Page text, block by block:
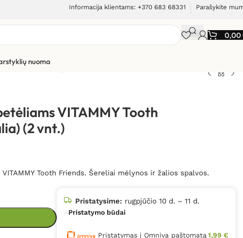
Informacija klientams: +370 683 68331 Parašykite
0,00
nuoma
Antgaliai dantų šepetėliams VITAMMY Tooth Friends
VITAMMY Tooth
(2 vnt.)
Tooth Friends. Šereliai mėlynos ir žalios spalvos.
Pristatysime: rugpjūčio 10 d. – 11 d.
Pristatymo būdai
Pristatymas į Omniva paštomatą 1,99 €